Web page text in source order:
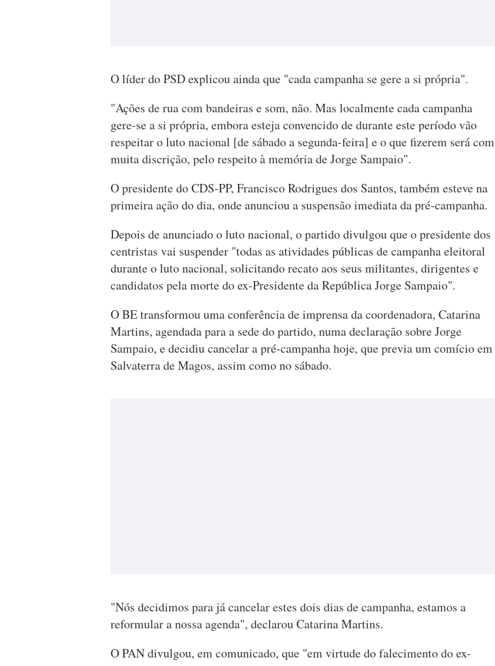
O líder do PSD explicou ainda que "cada campanha se gere a si própria".
"Ações de rua com bandeiras e som, não. Mas localmente cada campanha
gere-se a si própria, embora esteja convencido de durante este período vão
respeitar o luto nacional [de sábado a segunda-feira] e o que fizerem será com
muita discrição, pelo respeito à memória de Jorge Sampaio".
O presidente do CDS-PP, Francisco Rodrigues dos Santos, também esteve na
primeira ação do dia, onde anunciou a suspensão imediata da pré-campanha.
Depois de anunciado o luto nacional, o partido divulgou que o presidente dos
centristas vai suspender "todas as atividades públicas de campanha eleitoral
durante o luto nacional, solicitando recato aos seus militantes, dirigentes e
candidatos pela morte do ex-Presidente da República Jorge Sampaio".
O BE transformou uma conferência de imprensa da coordenadora, Catarina
Martins, agendada para a sede do partido, numa declaração sobre Jorge
Sampaio, e decidiu cancelar a pré-campanha hoje, que previa um comício em
Salvaterra de Magos, assim como no sábado.
"Nós decidimos para já cancelar estes dois dias de campanha, estamos a
reformular a nossa agenda", declarou Catarina Martins.
O PAN divulgou, em comunicado, que "em virtude do falecimento do ex-